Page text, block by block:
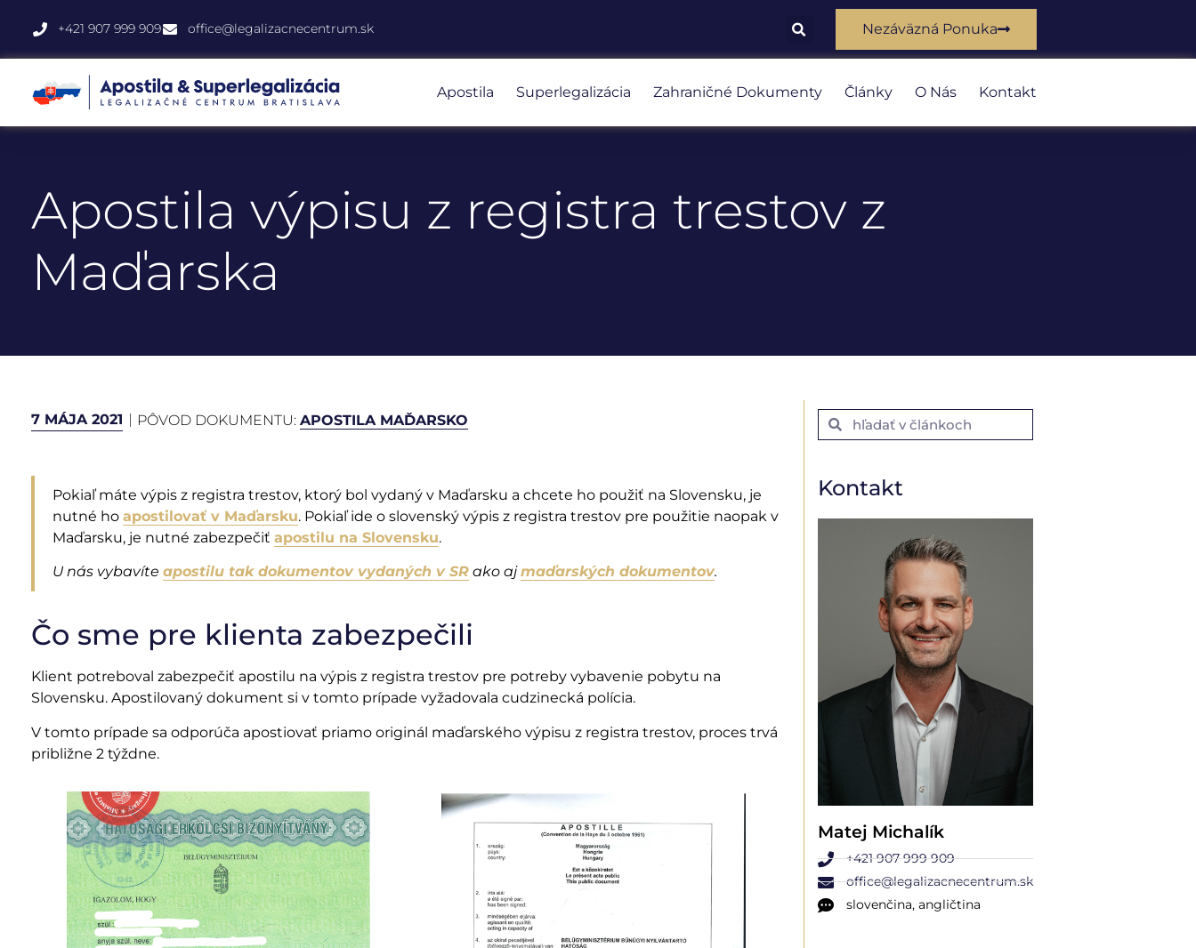
+421 907 999 909 office@legalizacnecentrum.sk Nezáväzná Ponuka
Apostila Superlegalizácia Zahraničné Dokumenty Články O Nás Kontakt
Apostila výpisu z registra trestov z
Maďarska
7 MÁJA 2021 PÔVOD DOKUMENTU: APOSTILA MAĎARSKO
Pokiaľ máte výpis z registra trestov, ktorý bol vydaný v Maďarsku a chcete ho použiť na Slovensku, je
nutné ho apostilovať v Maďarsku. Pokiaľ ide o slovenský výpis z registra trestov pre použitie naopak v
Maďarsku, je nutné zabezpečiť apostilu na Slovensku.
U nás vybavíte apostilu tak dokumentov vydaných v SR ako ajmaďarských dokumentov.
Čo sme pre klienta zabezpečili
Klient potreboval zabezpečiť apostilu na výpis z registra trestov pre potreby vybavenie pobytu na
Slovensku. Apostilovaný dokument si v tomto prípade vyžadovala cudzinecká polícia.
V tomto prípade sa odporúča apostiovať priamo originál maďarského výpisu z registra trestov, proces trvá
približne 2 týždne.
Kontakt
Matej Michalík
+421 907 999 909
office@legalizacnecentrum.sk
slovenčina, angličtina